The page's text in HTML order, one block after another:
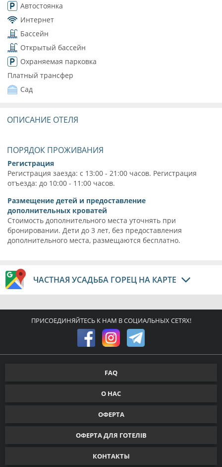
Автостоянка
Интернет
Бассейн
Открытый бассейн
Охраняемая парковка
Платный трансфер
Сад
ОПИСАНИЕ ОТЕЛЯ
ПОРЯДОК ПРОЖИВАНИЯ
Регистрация
Регистрация заезда: с 13:00 - 21:00 часов. Регистрация
отъезда: до 10:00 - 11:00 часов.
Размещение детей и предоставление
дополнительных кроватей
Стоимость дополнительного места уточнять при
бронировании. Дети до 3 лет, без предоставления
дополнительного места, размещаются бесплатно.
ЧАСТНАЯ УСАДЬБА ГОРЕЦ НА КАРТЕ
ПРИСОЕДИНЯЙТЕСЬ К НАМ В СОЦИАЛЬНЫХ СЕТЯХ!
FAQ
О НАС
ОФЕРТА
ОФЕРТА ДЛЯ ГОТЕЛІВ
КОНТАКТЫ